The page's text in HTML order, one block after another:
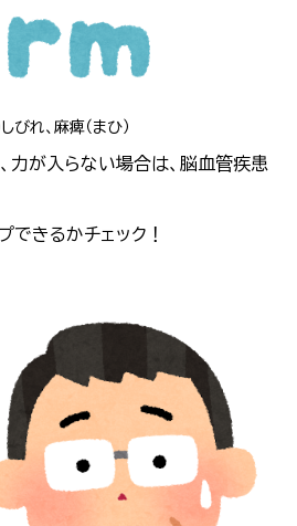
びれ、麻痺（まひ）
力が入らない場合は、脳血管疾患
できるかチェック！